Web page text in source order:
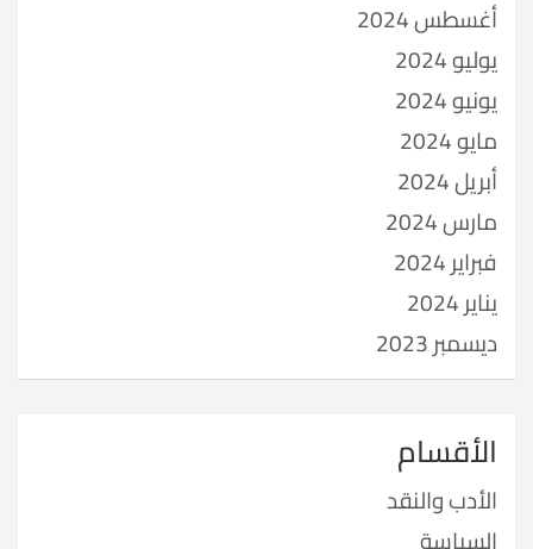
أغسطس 2024
يوليو 2024
يونيو 2024
مايو 2024
أبريل 2024
مارس 2024
فبراير 2024
يناير 2024
ديسمبر 2023
الأقسام
الأدب والنقد